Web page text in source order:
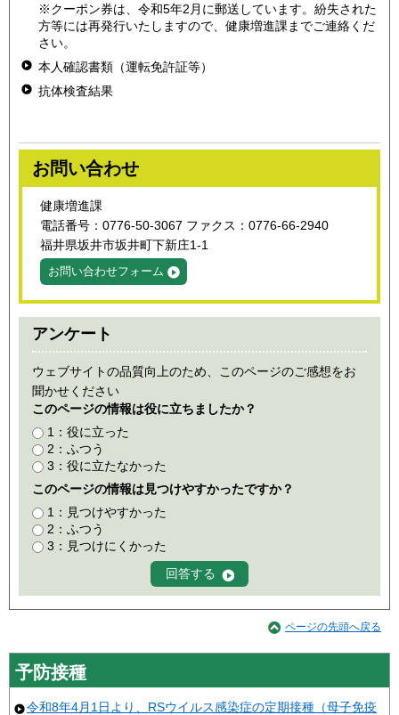
※クーポン券は、令和5年2月に郵送しています。紛失された
方等には再発行いたしますので、健康増進課までご連絡くだ
さい。
本人確認書類（運転免許証等）
抗体検査結果
お問い合わせ
健康増進課
電話番号：0776-50-3067 ファクス：0776-66-2940
福井県坂井市坂井町下新庄1-1
お問い合わせフォーム
アンケート
ウェブサイトの品質向上のため、このページのご感想をお
聞かせください
このページの情報は役に立ちましたか？
1：役に立った
2：ふつう
3：役に立たなかった
このページの情報は見つけやすかったですか？
1：見つけやすかった
2：ふつう
3：見つけにくかった
ページの先頭へ戻る
予防接種
令和8年4月1日より、RSウイルス感染症の定期接種（母子免疫